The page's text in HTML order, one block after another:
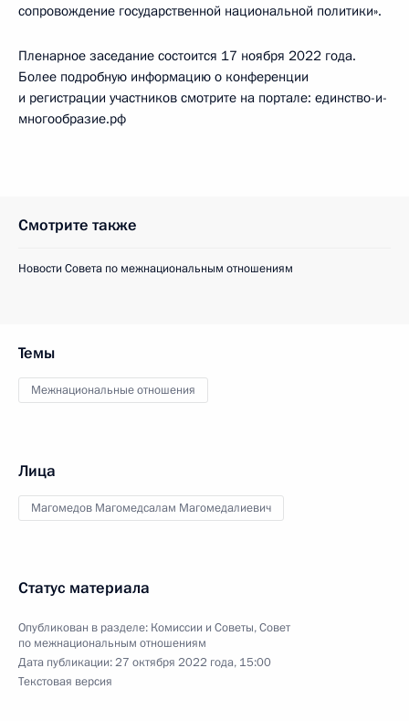
сопровождение государственной национальной политики».
Пленарное заседание состоится 17 ноября 2022 года.
Более подробную информацию о конференции
и регистрации участников смотрите на портале: единство-и-
многообразие.рф
Смотрите также
Новости Совета по межнациональным отношениям
Темы
Межнациональные отношения
Лица
Магомедов Магомедсалам Магомедалиевич
Статус материала
Опубликован в разделе: Комиссии и Советы,Совет
по межнациональным отношениям
Дата публикации:27 октября 2022 года, 15:00
Текстовая версия